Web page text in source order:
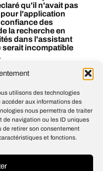
utilisons des technologies
aux informations des
nous permettra de traiter
de navigation ou les ID uniques
de retirer son consentement
et fonctions.
qu'il n'avait pas
l'application
des
la recherche en
dans l'assistant
incompatible
learning
800 million